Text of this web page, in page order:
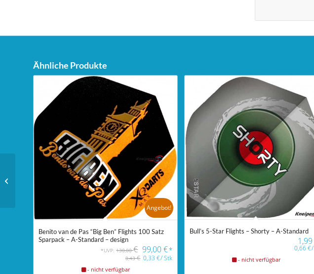
Ähnliche Produkte
Benito van de Pas “Big Ben” Flights 100 Satz
Sparpack – A-Standard – design
*UVP: 130,00€ 99,00€*
Angebot!
0,43€ 0,33€/Stk
- nicht verfügbar
Bull’s 5-Star Flights – Shorty – A-Standard
1,99
0,66€/
- nicht verfügbar
Unicorn Dartstand Tri-